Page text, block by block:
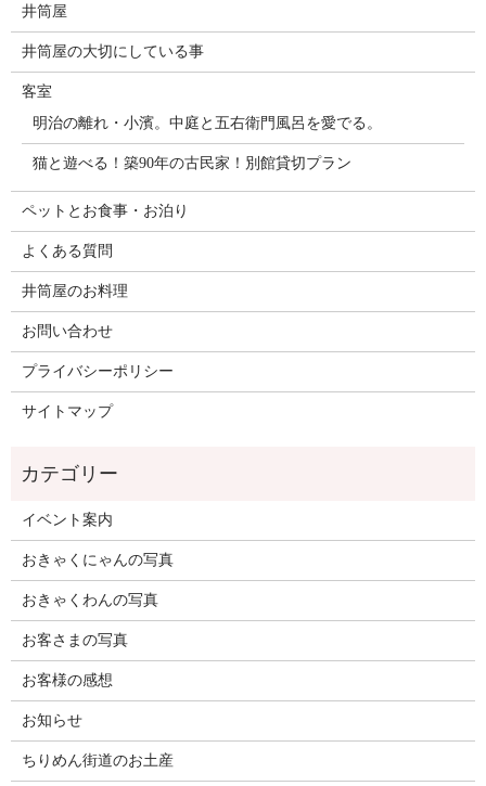
井筒屋
井筒屋の大切にしている事
客室
明治の離れ・小濱。中庭と五右衛門風呂を愛でる。
猫と遊べる！築90年の古民家！別館貸切プラン
ペットとお食事・お泊り
よくある質問
井筒屋のお料理
お問い合わせ
プライバシーポリシー
サイトマップ
イベント案内
おきゃくにゃんの写真
おきゃくわんの写真
お客さまの写真
お客様の感想
お知らせ
ちりめん街道のお土産